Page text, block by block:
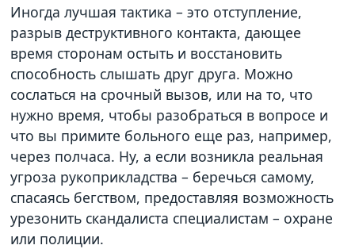
Иногда лучшая тактика – это отступление,
разрыв деструктивного контакта, дающее
время сторонам остыть и восстановить
способность слышать друг друга. Можно
сослаться на срочный вызов, или на то, что
нужно время, чтобы разобраться в вопросе и
что вы примите больного еще раз, например,
через полчаса. Ну, а если возникла реальная
угроза рукоприкладства – беречься самому,
спасаясь бегством, предоставляя возможность
урезонить скандалиста специалистам – охране
или полиции.